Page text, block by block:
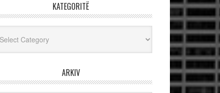
KATEGORITË
ARKIV